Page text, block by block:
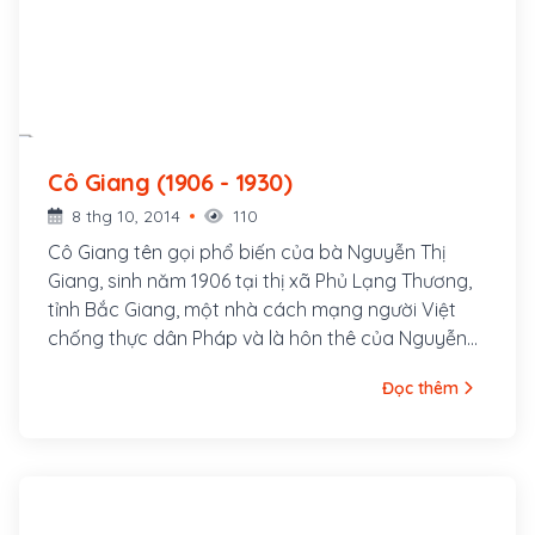
Cô Giang (1906 - 1930)
8 thg 10, 2014 110
Cô Giang tên gọi phổ biến của bà Nguyễn Thị
Giang, sinh năm 1906 tại thị xã Phủ Lạng Thương,
tỉnh Bắc Giang, một nhà cách mạng người Việt
chống thực dân Pháp và là hôn thê của Nguyễn
Bà là con thứ hai trong một gia đình gồm bảy
Đọc thêm